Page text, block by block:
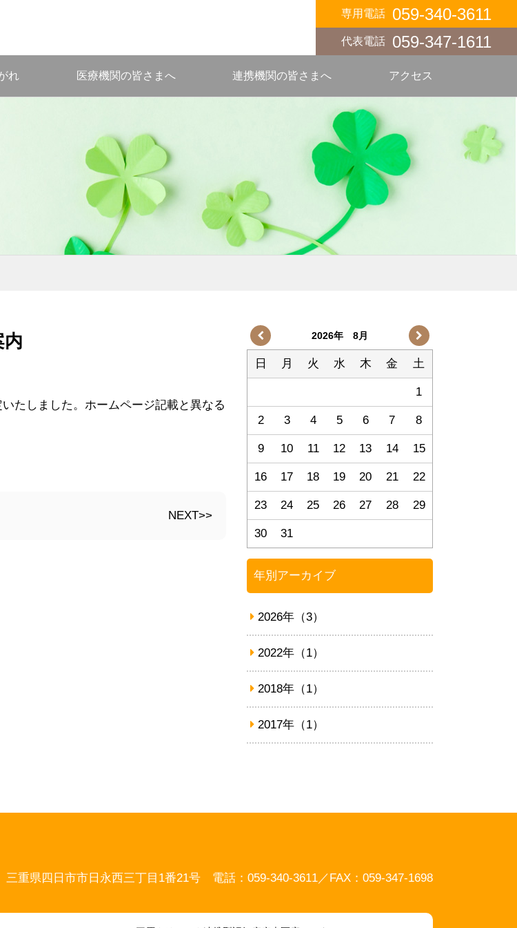
れ 医療機関の皆さまへ 連携機関の皆さまへ アクセス
専用電話 059-340-3611
代表電話 059-347-1611
内
しました。ホームページ記載と異なる
NEXT>>
2026年 8月
日 月 火 水 木 金 土
1
2 3 4 5 6 7 8
9 10 11 12 13 14 15
16 17 18 19 20 21 22
23 24 25 26 27 28 29
30 31
年別アーカイブ
2026年（3）
2022年（1）
2018年（1）
2017年（1）
三重県四日市市日永西三丁目1番21号 電話：059-340-3611／FAX：059-347-1698